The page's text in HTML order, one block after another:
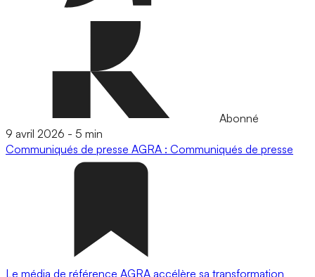
Abonné
9 avril 2026 - 5 min
Communiqués de presse AGRA : Communiqués de presse
Le média de référence AGRA accélère sa transformation